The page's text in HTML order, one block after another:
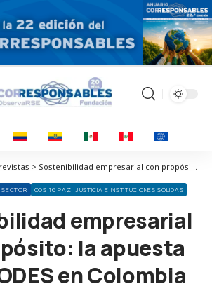
Corresponsables > Entrevistas > Sostenibilidad empresarial con propósito: la apuesta de CECODES en Colombia
ODS 16 PAZ, JUSTICIA E INSTITUCIONES SÓLIDAS
empresarial
la apuesta
en Colombia